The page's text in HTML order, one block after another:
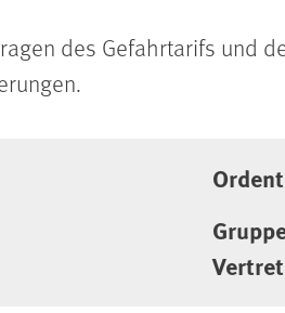
des Gefahrtarifs und